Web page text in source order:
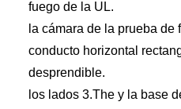
fuego de la UL.
la cámara de la prueba de
conducto horizontal
desprendible.
los lados 3.The y la base